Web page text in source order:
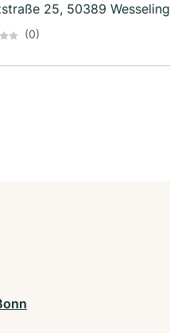
25, 50389 Wesseling
(0)